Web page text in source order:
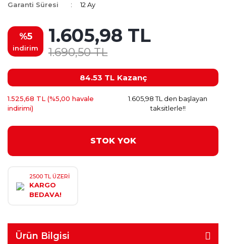
Garanti Süresi
12 Ay
%5
indirim
1.605,98 TL
1.690,50 TL
84.53 TL Kazanç
1.525,68 TL (%5,00 havale
indirimi)
1.605,98 TL den başlayan
taksitlerle!!
STOK YOK
2500 TL ÜZERİ
KARGO
BEDAVA!
Ürün Bilgisi